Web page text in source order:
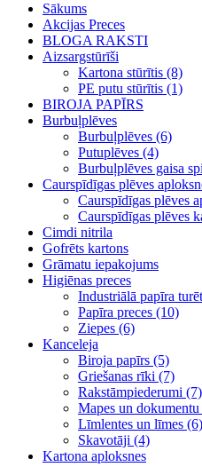
Sākums
Akcijas Preces
BLOGA RAKSTI
Aizsargstūrīši
Kartona stūrītis (8)
PE putu stūrītis (1)
BIROJA PAPĪRS
Burbuļplēves
Burbuļplēves (6)
Putuplēves (4)
Burbuļplēves gaisa
Caurspīdīgas plēves
Caurspīdīgas plēves
Caurspīdīgas plēves
Cimdi nitrila
Gofrēts kartons
Grāmatu iepakojums
Higiēnas preces
Industriālā papīra
Papīra preces (10)
Ziepes (6)
Kanceleja
Biroja papīrs (5)
Griešanas rīki (7)
Rakstāmpiederumi (7)
Mapes un
Līmlentes un līmes (6)
Skavotāji (4)
Kartona aploksnes